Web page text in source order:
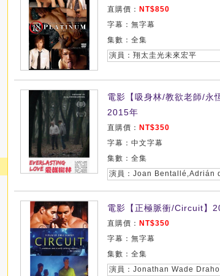
直購價： NT$850
字幕：無字幕
集數：全集
演員：翔太圭光未來宏平
電影【吸身林/教欲老師/永
2015年
直購價： NT$350
字幕：中文字幕
集數：全集
電影【正極脈衝/Circuit】
直購價： NT$350
字幕：無字幕
集數：全集